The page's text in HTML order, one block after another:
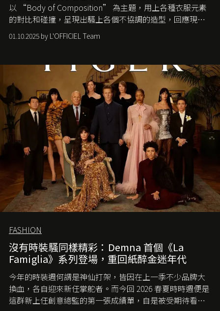
以 “Body of Composition” 為主題，用上各種衣服元素
的對比和碰撞，呈現出騷上各個不協調的造型，回應現今
社會各種資訊、文化超載的現象。
01.10.2025 by L'OFFICIEL Team
FASHION
沒有時裝騷同樣精彩：Demna 首個《La
Famiglia》系列登場，重回紙醉金迷年代
今年的時裝週何謂是神仙打架，皆因在上一季不少品牌大
換血，各自迎來新任掌舵者。而今回 2026 春夏時時週便是
這群新上任創意總監的第一張成績單，自是被受期待看他